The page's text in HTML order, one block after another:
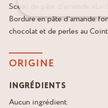
Sceau de pâte d’amande «Le
Bordure en pâte d’amande
chocolat et de perles au
ORIGINE
INGRÉDIENTS
Aucun ingrédient.